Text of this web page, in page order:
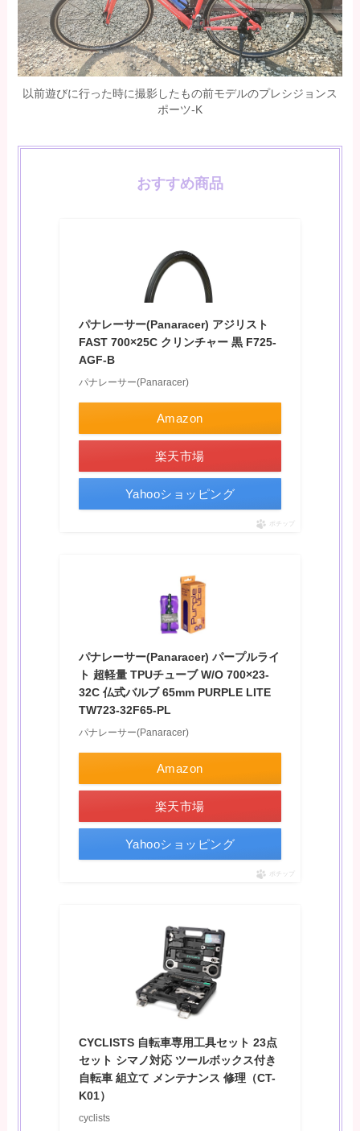
以前遊びに行った時に撮影したもの前モデルのプレシジョンス
ポーツ-K
おすすめ商品
パナレーサー(Panaracer) アジリスト
FAST 700×25C クリンチャー 黒 F725-
AGF-B
パナレーサー(Panaracer)
Amazon
楽天市場
Yahooショッピング
ポチップ
パナレーサー(Panaracer) パープルライ
ト 超軽量 TPUチューブ W/O 700×23-
32C 仏式バルブ 65mm PURPLE LITE
TW723-32F65-PL
パナレーサー(Panaracer)
Amazon
楽天市場
Yahooショッピング
ポチップ
CYCLISTS 自転車専用工具セット 23点
セット シマノ対応 ツールボックス付き
自転車 組立て メンテナンス 修理（CT-
K01）
cyclists